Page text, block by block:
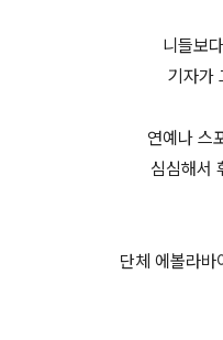
니들보
기자가
연예나 스
심심해서
단체 에볼라바